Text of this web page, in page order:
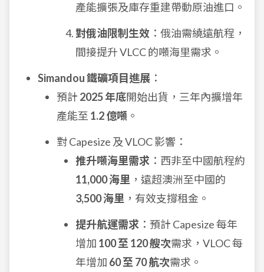
產能擴張及庫存重建帶動原油進口。
對俄油限制生效 ：俄油需繞遠航程，
間接提升 VLCC 的噸海里需求。
Simandou 鐵礦項目進展 ：
預計 2025 年底開始出貨，三年內擴增年
產能至 1.2 億噸 。
對 Capesize 及 VLOC 影響：
推升噸海里需求 ：西非至中國航程約
11,000 海里 ，遠超澳洲至中國的
3,500 海里 ，有效支撐租金。
提升航運需求 ：預計 Capesize 每年
增加 100 至 120 艘次需求，VLOC 每
年增加 60 至 70 航次需求。